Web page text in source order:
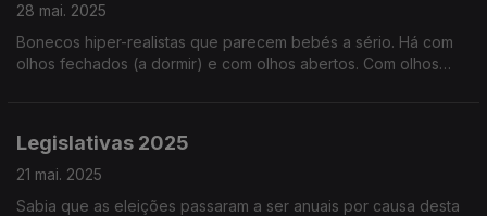
28 mai. 2025
Bonecos hiper-realistas que parecem bebés a sério. Há com
olhos fechados (a dormir) e com olhos abertos. Com olhos
Legislativas 2025
21 mai. 2025
Sabia que as eleições passaram a ser anuais por causa desta